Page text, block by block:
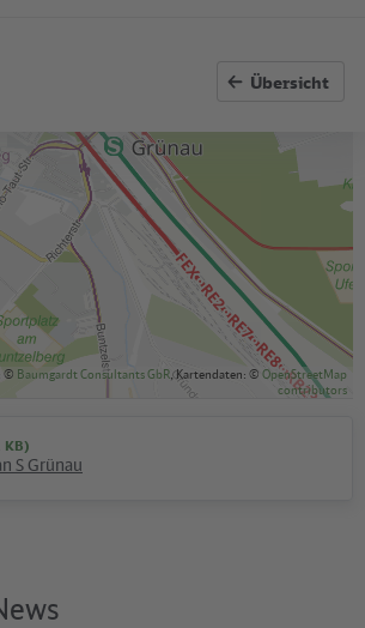
von der Bahnhofshalle und S-
Übersicht
© Baumgardt Consultants GbR, Kartendaten: ©OpenStreetMap
contributors
KB)
S Grünau